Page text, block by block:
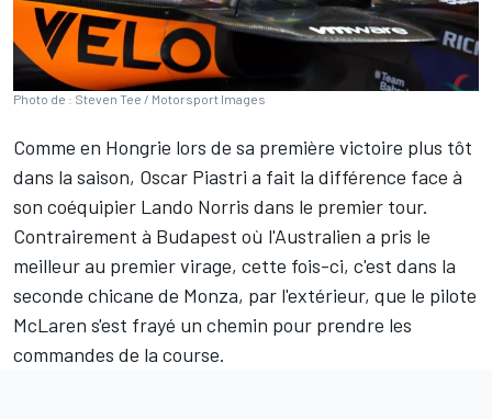
Photo de : Steven Tee / Motorsport Images
Comme en Hongrie lors de sa première victoire plus tôt
dans la saison, Oscar Piastri a fait la différence face à
son coéquipier Lando Norris dans le premier tour.
Contrairement à Budapest où l'Australien a pris le
meilleur au premier virage, cette fois-ci, c'est dans la
seconde chicane de Monza, par l'extérieur, que le pilote
McLaren s'est frayé un chemin pour prendre les
commandes de la course.